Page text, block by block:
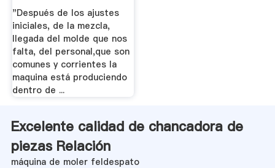
"Después de los ajustes
iniciales, de la mezcla,
llegada del molde que nos
falta, del personal,que son
comunes y corrientes la
maquina está produciendo
dentro de ...
Excelente calidad de chancadora de
piezas Relación
máquina de moler feldespato